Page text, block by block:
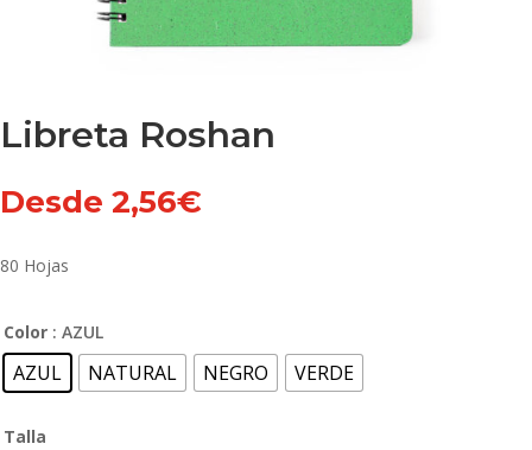
Libreta Roshan
Desde 2,56€
80 Hojas
Color : AZUL
AZUL NATURAL NEGRO VERDE
Talla